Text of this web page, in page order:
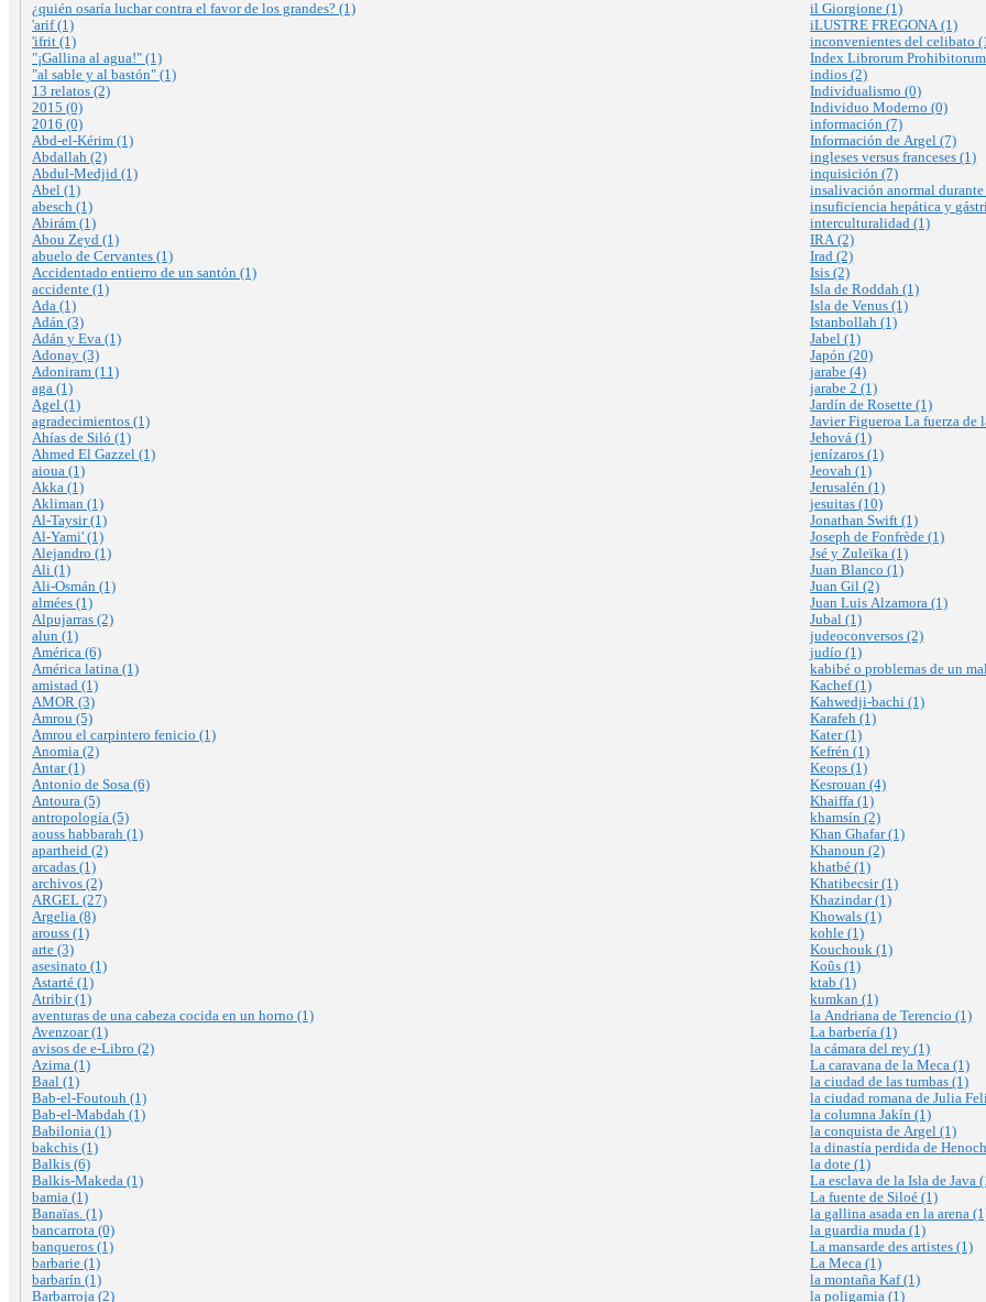
¿quién osaría luchar contra el favor de los grandes? (1)
'arif (1)
'ifrit (1)
"¡Gallina al agua!" (1)
"al sable y al bastón" (1)
13 relatos (2)
2015 (0)
2016 (0)
Abd-el-Kérim (1)
Abdallah (2)
Abdul-Medjid (1)
Abel (1)
abesch (1)
Abirám (1)
Abou Zeyd (1)
abuelo de Cervantes (1)
Accidentado entierro de un santón (1)
accidente (1)
Ada (1)
Adán (3)
Adán y Eva (1)
Adonay (3)
Adoniram (11)
aga (1)
Agel (1)
agradecimientos (1)
Ahías de Siló (1)
Ahmed El Gazzel (1)
aioua (1)
Akka (1)
Akliman (1)
Al-Taysir (1)
Al-Yami' (1)
Alejandro (1)
Ali (1)
Ali-Osmán (1)
almées (1)
Alpujarras (2)
alun (1)
América (6)
América latina (1)
amistad (1)
AMOR (3)
Amrou (5)
Amrou el carpintero fenicio (1)
Anomia (2)
Antar (1)
Antonio de Sosa (6)
Antoura (5)
antropología (5)
aouss habbarah (1)
apartheid (2)
arcadas (1)
archivos (2)
ARGEL (27)
Argelia (8)
arouss (1)
arte (3)
asesinato (1)
Astarté (1)
Atribir (1)
aventuras de una cabeza cocida en un horno (1)
Avenzoar (1)
avisos de e-Libro (2)
Azima (1)
Baal (1)
Bab-el-Foutouh (1)
Bab-el-Mabdah (1)
Babilonia (1)
bakchis (1)
Balkis (6)
Balkis-Makeda (1)
bamia (1)
Banaïas. (1)
bancarrota (0)
banqueros (1)
barbarie (1)
barbarín (1)
Barbarroja (2)
il Giorgione (1)
iLUSTRE FREGONA (1)
inconvenientes del celibato
Index Librorum
indios (2)
Individualismo (0)
Individuo Moderno (0)
información (7)
Información de Argel (7)
ingleses versus franceses (1)
inquisición (7)
insalivación anormal durante
insuficiencia hepática y
interculturalidad (1)
IRA (2)
Irad (2)
Isis (2)
Isla de Roddah (1)
Isla de Venus (1)
Istanbollah (1)
Jabel (1)
Japón (20)
jarabe (4)
jarabe 2 (1)
Jardín de Rosette (1)
Javier Figueroa La fuerza de
Jehová (1)
jenízaros (1)
Jeovah (1)
Jerusalén (1)
jesuitas (10)
Jonathan Swift (1)
Joseph de Fonfrède (1)
Jsé y Zuleïka (1)
Juan Blanco (1)
Juan Gil (2)
Juan Luis Alzamora (1)
Jubal (1)
judeoconversos (2)
judío (1)
kabibé o problemas de un
Kachef (1)
Kahwedji-bachi (1)
Karafeh (1)
Kater (1)
Kefrén (1)
Keops (1)
Kesrouan (4)
Khaiffa (1)
khamsín (2)
Khan Ghafar (1)
Khanoun (2)
khatbé (1)
Khatibecsir (1)
Khazindar (1)
Khowals (1)
kohle (1)
Kouchouk (1)
Koûs (1)
ktab (1)
kumkan (1)
la Andriana de Terencio (1)
La barbería (1)
la cámara del rey (1)
La caravana de la Meca (1)
la ciudad de las tumbas (1)
la ciudad romana de Julia
la columna Jakín (1)
la conquista de Argel (1)
la dinastía perdida de
la dote (1)
La esclava de la Isla de Java
La fuente de Siloé (1)
la gallina asada en la arena
la guardia muda (1)
La mansarde des artistes (1)
La Meca (1)
la montaña Kaf (1)
la poligamia (1)